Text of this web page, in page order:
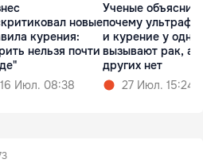
новые
курения:
нельзя почти
16 Июл. 08:38
Ученые
почему
и курение у
вызывают рак, а у
других нет
27 Июл. 15:24